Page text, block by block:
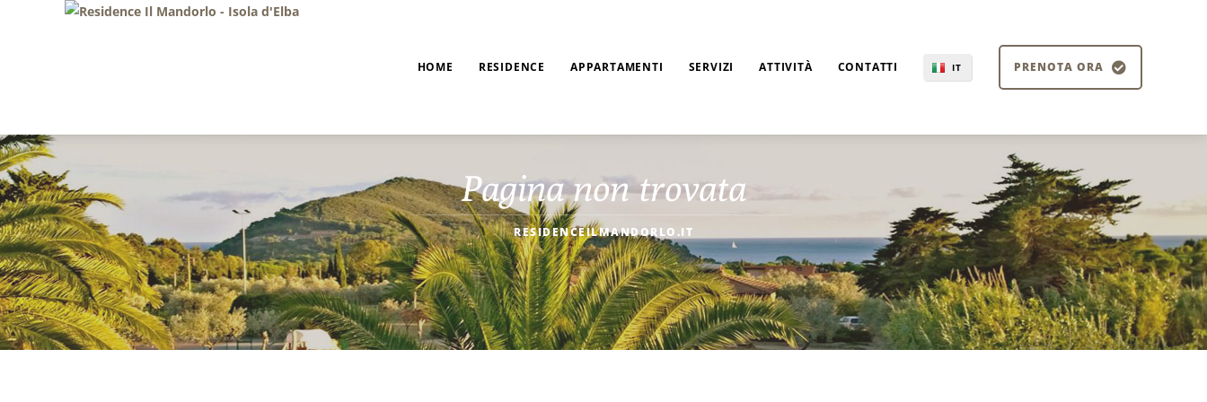
HOME RESIDENCE APPARTAMENTI SERVIZI ATTIVITÀ CONTATTI IT PRENOTA ORA
Pagina non trovata
RESIDENCEILMANDORLO.IT